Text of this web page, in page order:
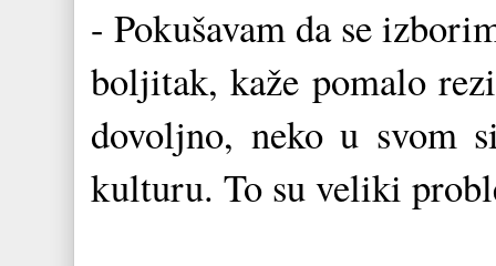
- Pokušavam da se
boljitak, kaže pomalo
dovoljno, neko u svom
kulturu. To su veliki